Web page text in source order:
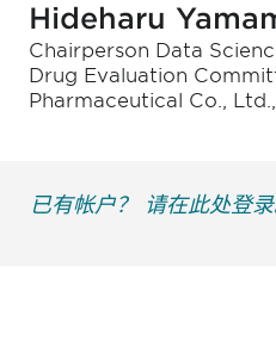
Hideharu
Chairperson Data
Drug Evaluation
Pharmaceutical Co.,
已有帐户？ 请在此处登录